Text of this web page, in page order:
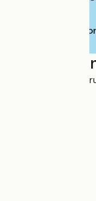
3458 Avenue du